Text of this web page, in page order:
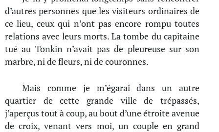
d’autres personnes que les visiteurs ordinaires de
ce lieu, ceux qui n’ont pas encore rompu toutes
relations avec leurs morts. La tombe du capitaine
tué au Tonkin n’avait pas de pleureuse sur son
marbre, ni de fleurs, ni de couronnes.
Mais comme je m’égarai dans un autre
quartier de cette grande ville de trépassés,
j’aperçus tout à coup, au bout d’une étroite avenue
de croix, venant vers moi, un couple en grand